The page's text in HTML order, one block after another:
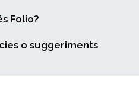
Folio?
o suggeriments